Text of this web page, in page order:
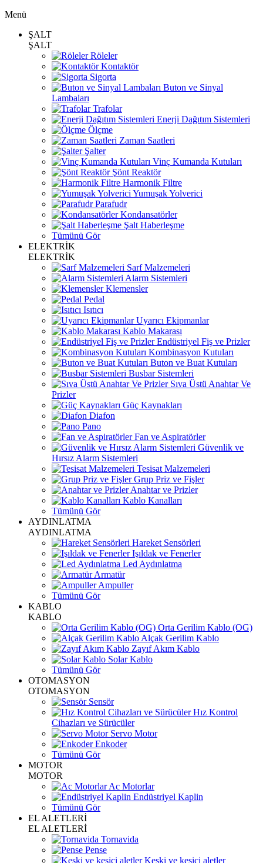
Menü
ŞALT
ŞALT
Röleler
Kontaktör
Sigorta
Buton ve Sinyal
Lambaları
Trafolar
Enerji Dağıtım Sistemleri
Ölçme
Zaman Saatleri
Şalter
Vinç Kumanda Kutuları
Şönt Reaktör
Harmonik Filtre
Yumuşak Yolverici
Parafudr
Kondansatörler
Şalt Haberleşme
Tümünü Gör
ELEKTRİK
ELEKTRİK
Sarf Malzemeleri
Alarm Sistemleri
Klemensler
Pedal
Isıtıcı
Uyarıcı Ekipmanlar
Kablo Makarası
Endüstriyel Fiş ve Prizler
Kombinasyon Kutuları
Buton ve Buat Kutuları
Busbar Sistemleri
Sıva Üstü Anahtar Ve
Prizler
Güç Kaynakları
Diafon
Pano
Fan ve Aspiratörler
Güvenlik ve
Hırsız Alarm Sistemleri
Tesisat Malzemeleri
Grup Priz ve Fişler
Anahtar ve Prizler
Kablo Kanalları
Tümünü Gör
AYDINLATMA
AYDINLATMA
Hareket Sensörleri
Işıldak ve Fenerler
Led Aydınlatma
Armatür
Ampuller
Tümünü Gör
KABLO
KABLO
Orta Gerilim Kablo (OG)
Alçak Gerilim Kablo
Zayıf Akım Kablo
Solar Kablo
Tümünü Gör
OTOMASYON
OTOMASYON
Sensör
Hız Kontrol
Cihazları ve Sürücüler
Servo Motor
Enkoder
Tümünü Gör
MOTOR
MOTOR
Ac Motorlar
Endüstriyel Kaplin
Tümünü Gör
EL ALETLERİ
EL ALETLERİ
Tornavida
Pense
Keski ve kesici aletler